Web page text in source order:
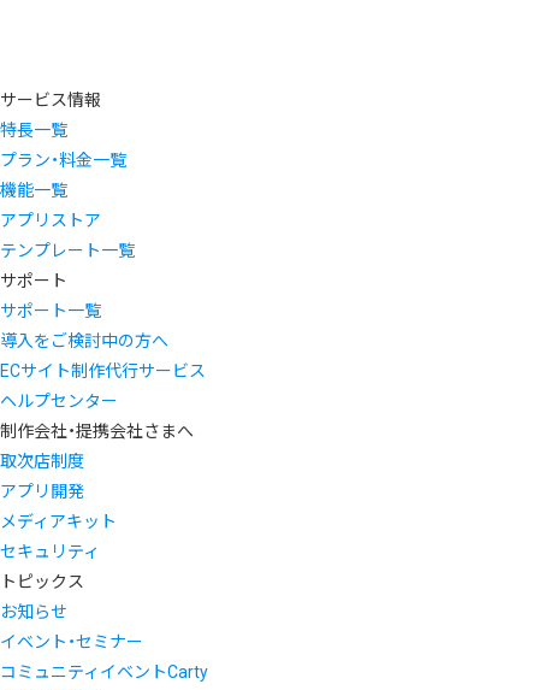
サービス情報
特長一覧
プラン・料金一覧
機能一覧
アプリストア
テンプレート一覧
サポート
サポート一覧
導入をご検討中の方へ
ECサイト制作代行サービス
ヘルプセンター
制作会社・提携会社さまへ
取次店制度
アプリ開発
メディアキット
セキュリティ
トピックス
お知らせ
イベント・セミナー
コミュニティイベントCarty